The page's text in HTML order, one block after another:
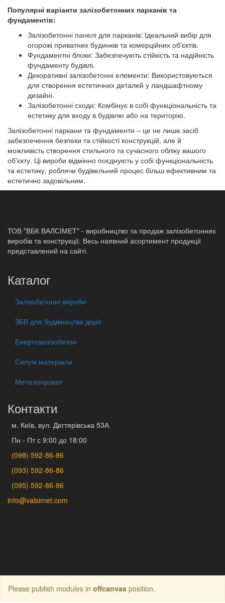
Популярні варіанти залізобетонних парканів та
фундаментів:
Залізобетонні панелі для парканів: Ідеальний вибір для
огорожі приватних будинків та комерційних об'єктів.
Фундаментні блоки: Забезпечують стійкість та надійність
фундаменту будівлі.
Декоративні залізобетонні елементи: Використовуються
для створення естетичних деталей у ландшафтному
дизайні.
Залізобетонні сходи: Комбінує в собі функціональність та
естетику для входу в будівлю або на територію.
Залізобетонні паркани та фундаменти – це не лише засіб
забезпечення безпеки та стійкості конструкцій, але й
можливість створення стильного та сучасного обліку вашого
об'єкту. Ці вироби відмінно поєднують у собі функціональність
та естетику, роблячи будівельний процес більш ефективним та
естетично задовільним.
ТОВ "ВБК ВАЛСІМЕТ" - виробництво та продаж залізобетонних
виробів та конструкції. Весь наявний асортимент продукції
представлений на сайті.
Каталог
Залізобетонні вироби
ЗБВ для будівництва доріг
Енергозалізобетон
Сипучі матеріали
Металопрокат
Контакти
м. Київ, вул. Дегтярівська 53А
Пн - Пт с 9:00 до 18:00
(098) 592-86-86
(093) 592-86-86
(095) 592-86-86
info@valsimet.com
Please publish modules in offcanvas position.